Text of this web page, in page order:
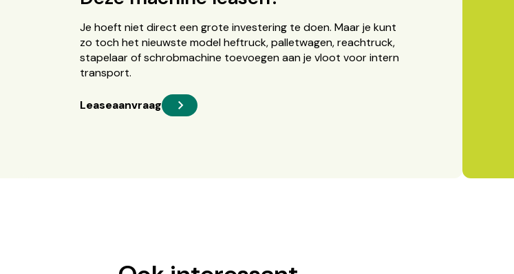
Je hoeft niet direct een grote investering te doen. Maar je kunt
zo toch het nieuwste model heftruck, palletwagen, reachtruck,
stapelaar of schrobmachine toevoegen aan je vloot voor intern
transport.
Leaseaanvraag